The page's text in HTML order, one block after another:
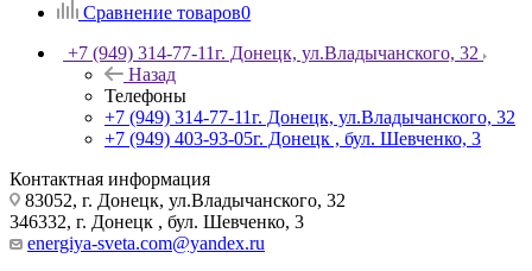
Сравнение товаров0
+7 (949) 314-77-11г. Донецк, ул.Владычанского, 32
Назад
Телефоны
+7 (949) 314-77-11г. Донецк, ул.Владычанского, 32
+7 (949) 403-93-05г. Донецк , бул. Шевченко, 3
Контактная информация
83052, г. Донецк, ул.Владычанского, 32
346332, г. Донецк , бул. Шевченко, 3
energiya-sveta.com@yandex.ru